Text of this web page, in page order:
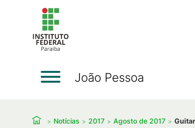
João Pessoa
Notícias 2017 Agosto de 2017